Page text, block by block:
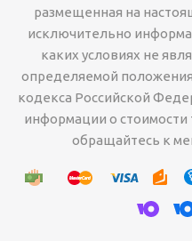
размещенная на
исключительно
каких условиях не
определяемой
кодекса Российской
информации о стоимости
обращайтесь к